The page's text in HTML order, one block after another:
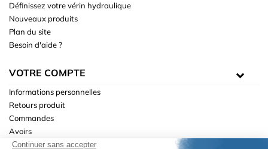
Définissez votre vérin hydraulique
Nouveaux produits
Plan du site
Besoin d'aide ?
VOTRE COMPTE
Informations personnelles
Retours produit
Commandes
Avoirs
Adresses